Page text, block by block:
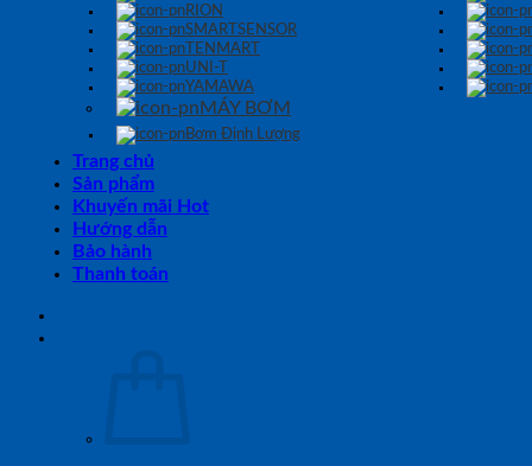
RION
SMARTSENSOR
TENMART
UNI-T
YAMAWA
MÁY BƠM
Bơm Định Lượng
Trang chủ
Sản phẩm
Khuyến mãi Hot
Hướng dẫn
Bảo hành
Thanh toán